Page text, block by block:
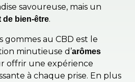
savoureuse, mais un
de bien-être.
au CBD est le
minutieuse d’arômes
offrir une expérience
à chaque prise. En plus